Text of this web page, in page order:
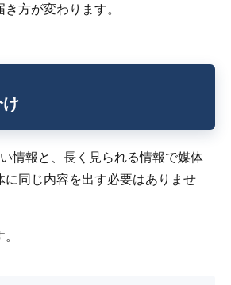
方が変わります。
情報と、長く見られる情報で媒体
に同じ内容を出す必要はありませ